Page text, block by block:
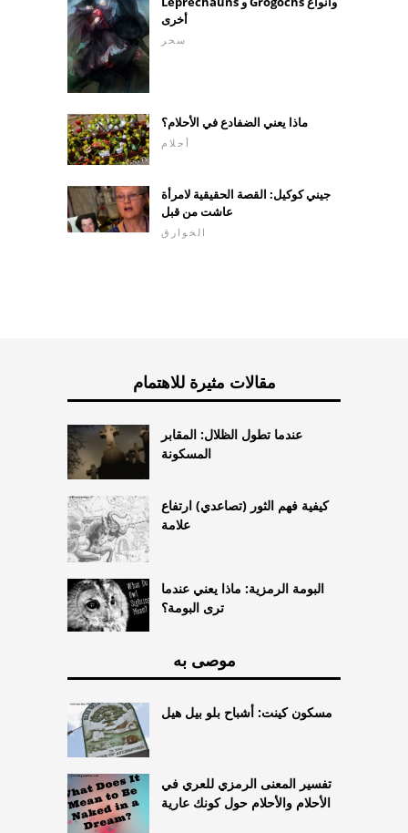
أخرى
سحر
ماذا يعني الضفادع في الأحلام؟
أحلام
جيني كوكيل: القصة الحقيقية لامرأة
عاشت من قبل
الخوارق
مقالات مثيرة للاهتمام
عندما تطول الظلال: المقابر
المسكونة
كيفية فهم الثور (تصاعدي) ارتفاع
علامة
البومة الرمزية: ماذا يعني عندما
ترى البومة؟
موصى به
مسكون كينت: أشباح بلو بيل هيل
تفسير المعنى الرمزي للعري في
الأحلام والأحلام حول كونك عارية